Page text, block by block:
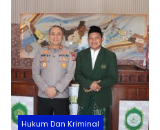
Hukum Dan Kriminal